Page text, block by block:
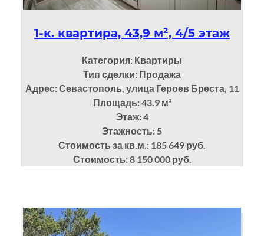
1-к. квартира, 43,9 м², 4/5 этаж
Категория: Квартиры
Тип сделки: Продажа
Адрес: Севастополь, улица Героев Бреста, 11
Площадь: 43.9м²
Этаж: 4
Этажность: 5
Стоимость за кв.м.: 185 649 руб.
Стоимость: 8 150 000 руб.